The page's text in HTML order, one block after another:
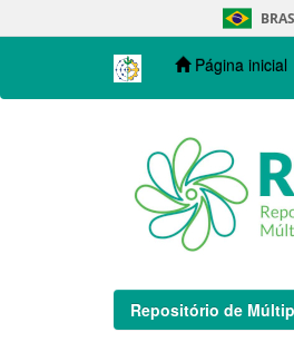
navigation
Página inicial
Repositório de